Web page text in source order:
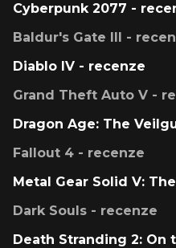
Cyberpunk 2077 -
Baldur's Gate III -
Diablo IV - recenze
Grand Theft Auto V -
Dragon Age: The
Fallout 4 - recenze
Metal Gear Solid V:
Dark Souls - recenze
Death Stranding 2: On